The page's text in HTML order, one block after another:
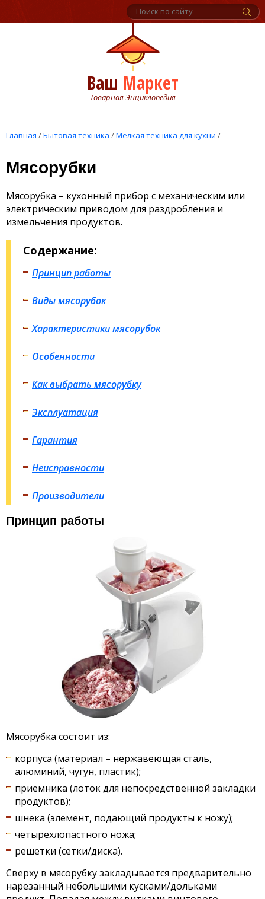
Ваш Маркет
Товарная Энциклопедия
Главная /Бытовая техника /Мелкая техника для кухни /
Мясорубки
Мясорубка – кухонный прибор с механическим или
электрическим приводом для раздробления и
измельчения продуктов.
Содержание:
Принцип работы
Виды мясорубок
Характеристики мясорубок
Особенности
Как выбрать мясорубку
Эксплуатация
Гарантия
Неисправности
Производители
Принцип работы
Мясорубка состоит из:
корпуса (материал – нержавеющая сталь,
алюминий, чугун, пластик);
приемника (лоток для непосредственной закладки
продуктов);
шнека (элемент, подающий продукты к ножу);
четырехлопастного ножа;
решетки (сетки/диска).
Сверху в мясорубку закладывается предварительно
нарезанный небольшими кусками/дольками